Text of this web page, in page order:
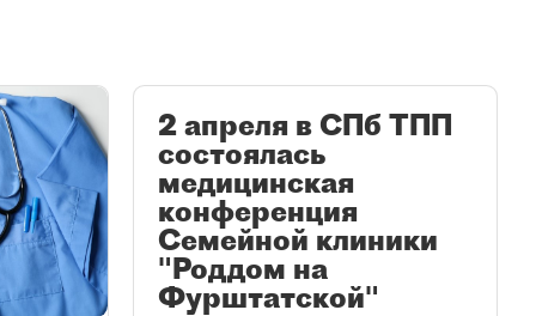
2 апреля в СПб ТПП
состоялась
медицинская
конференция
Семейной клиники
"Роддом на
Фурштатской"